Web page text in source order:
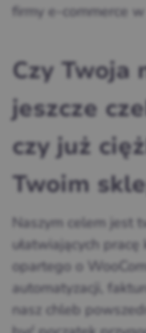
firmy e-commerce
Czy Twoja
jeszcze
czy już
Twoim
Naszym celem jest
ułatwiających
opartego o
automatyzacji,
nasz chleb